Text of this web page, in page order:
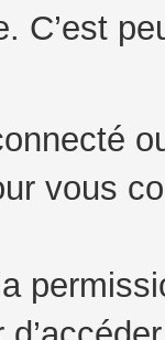
C’est
vous